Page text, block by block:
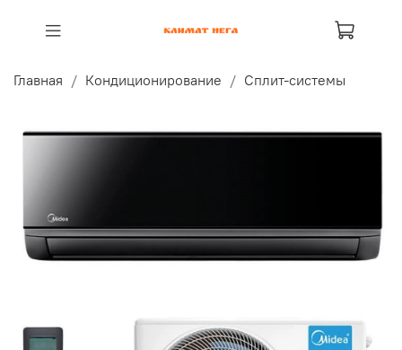
Главная Кондиционирование Сплит-системы